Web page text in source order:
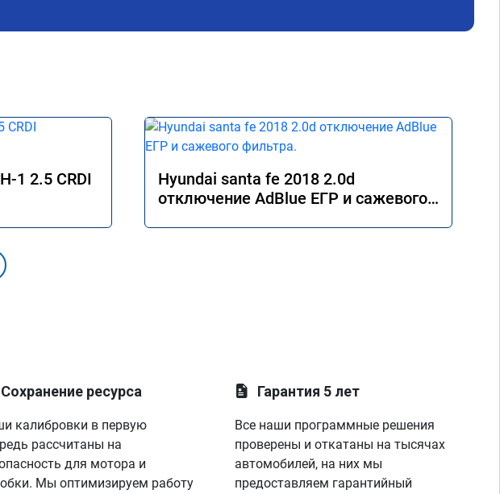
Всем добра и
1 2.5 CRDI
Hyundai santa fe 2018 2.0d
отключение AdBlue ЕГР и сажевого
Сохранение ресурса
калибровки в первую
рассчитаны на
для мотора и
Мы оптимизируем работу
Гарантия 5 лет
Все наши программные решения
проверены и откатаны на тысячах
автомобилей, на них мы
предоставляем гарантийный